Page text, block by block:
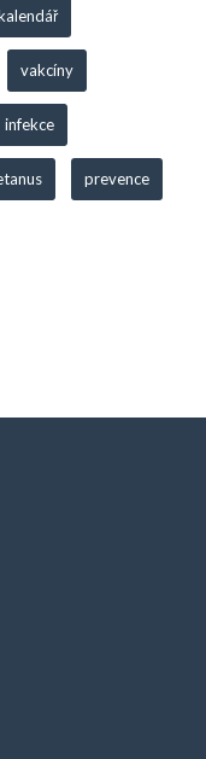
vakcíny
infekce
prevence